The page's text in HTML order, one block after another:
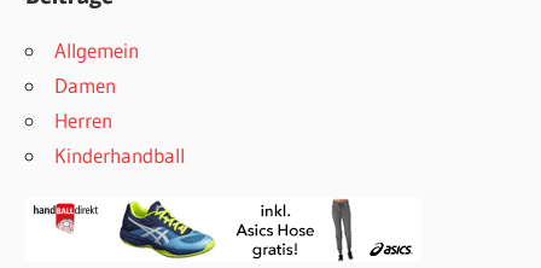
Allgemein
Damen
Herren
Kinderhandball